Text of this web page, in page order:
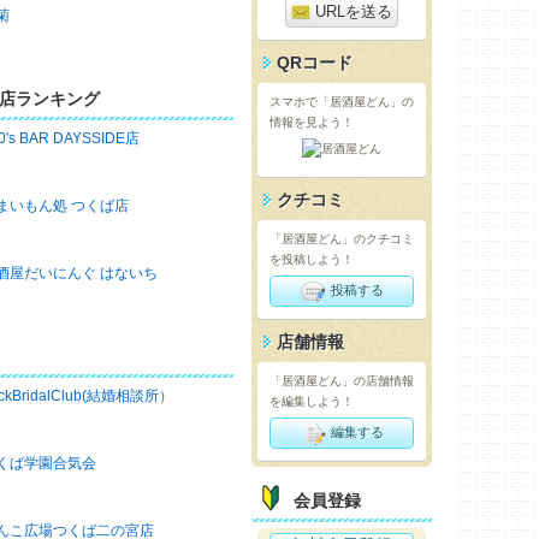
ランキング
BAR DAYSSIDE店
いもん処 つくば店
屋だいにんぐ はないち
結婚相談所）
ば学園合気会
こ広場つくば二の宮店
URLを送る
QRコード
スマホで「居酒屋どん」の
情報を見よう！
クチコミ
「居酒屋どん」のクチコミ
を投稿しよう！
投稿する
店舗情報
「居酒屋どん」の店舗情報
を編集しよう！
編集する
会員登録